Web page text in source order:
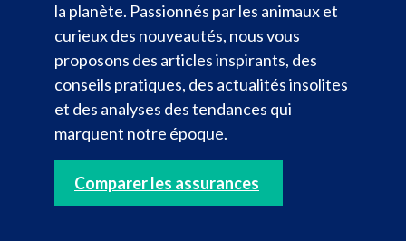
la planète. Passionnés par les animaux et
curieux des nouveautés, nous vous
proposons des articles inspirants, des
conseils pratiques, des actualités insolites
et des analyses des tendances qui
marquent notre époque.
Comparer les assurances